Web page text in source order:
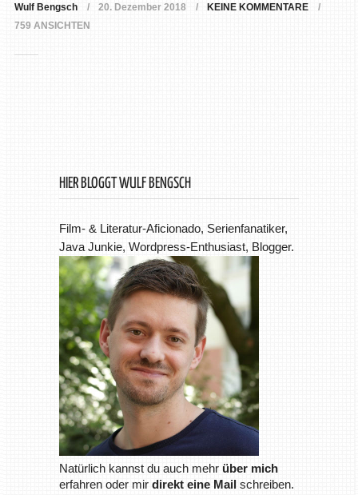
Wulf Bengsch 20. Dezember 2018
KEINE KOMMENTARE
759 ANSICHTEN
HIER BLOGGT WULF BENGSCH
Film- & Literatur-Aficionado, Serienfanatiker,
Java Junkie, Wordpress-Enthusiast, Blogger.
Natürlich kannst du auch mehr über mich
erfahren oder mir direkt eine Mailschreiben.